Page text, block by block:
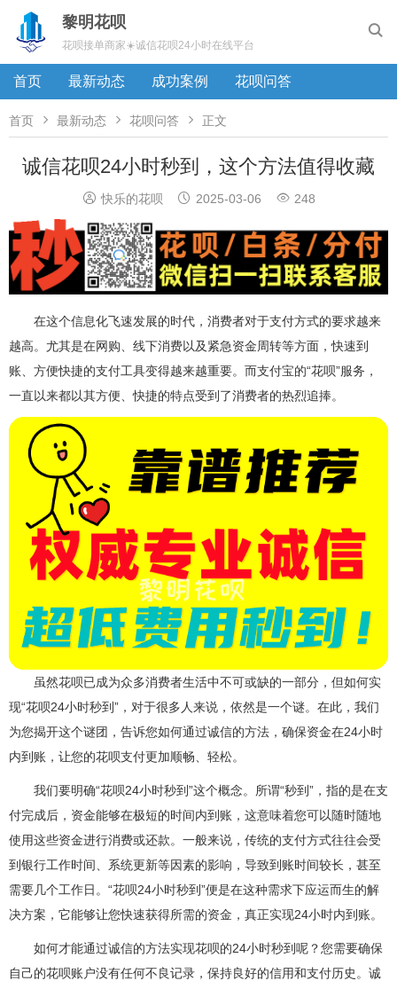

黎明花呗
花呗接单商家☀️诚信花呗24小时在线平台
首页 最新动态 成功案例 花呗问答
首页  最新动态  花呗问答  正文
诚信花呗24小时秒到，这个方法值得收藏
 快乐的花呗  2025-03-06  248
在这个信息化飞速发展的时代，消费者对于支付方式的要求越来
越高。尤其是在网购、线下消费以及紧急资金周转等方面，快速到
账、方便快捷的支付工具变得越来越重要。而支付宝的“花呗”服务，
一直以来都以其方便、快捷的特点受到了消费者的热烈追捧。
虽然花呗已成为众多消费者生活中不可或缺的一部分，但如何实
现“花呗24小时秒到”，对于很多人来说，依然是一个谜。在此，我们
为您揭开这个谜团，告诉您如何通过诚信的方法，确保资金在24小时
内到账，让您的花呗支付更加顺畅、轻松。
我们要明确“花呗24小时秒到”这个概念。所谓“秒到”，指的是在支
付完成后，资金能够在极短的时间内到账，这意味着您可以随时随地
使用这些资金进行消费或还款。一般来说，传统的支付方式往往会受
到银行工作时间、系统更新等因素的影响，导致到账时间较长，甚至
需要几个工作日。“花呗24小时秒到”便是在这种需求下应运而生的解
决方案，它能够让您快速获得所需的资金，真正实现24小时内到账。
如何才能通过诚信的方法实现花呗的24小时秒到呢？您需要确保
自己的花呗账户没有任何不良记录，保持良好的信用和支付历史。诚